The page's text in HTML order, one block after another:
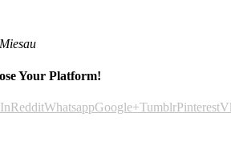
Your Platform!
RedditWhatsappGoogle+TumblrPinterest